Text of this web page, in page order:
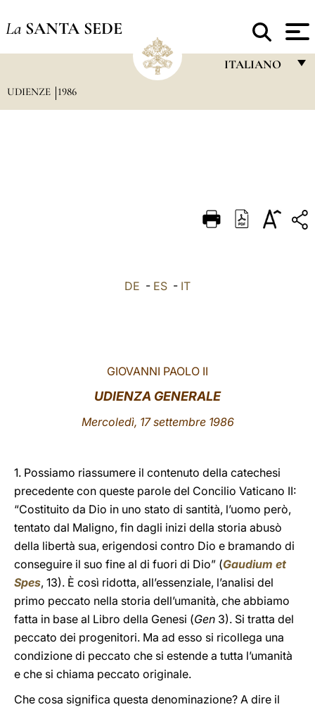
La SANTA SEDE
ITALIANO
DEUTSCH
UDIENZE 1986
DE - ES - IT
GIOVANNI PAOLO II
UDIENZA GENERALE
Mercoledì, 17 settembre 1986
1. Possiamo riassumere il contenuto della catechesi
precedente con queste parole del Concilio Vaticano II:
“Costituito da Dio in uno stato di santità, l’uomo però,
tentato dal Maligno, fin dagli inizi della storia abusò
della libertà sua, erigendosi contro Dio e bramando di
conseguire il suo fine al di fuori di Dio” (Gaudium et
Spes, 13). È così ridotta, all’essenziale, l’analisi del
primo peccato nella storia dell’umanità, che abbiamo
fatta in base al Libro della Genesi (Gen 3). Si tratta del
peccato dei progenitori. Ma ad esso si ricollega una
condizione di peccato che si estende a tutta l’umanità
e che si chiama peccato originale.
Che cosa significa questa denominazione? A dire il